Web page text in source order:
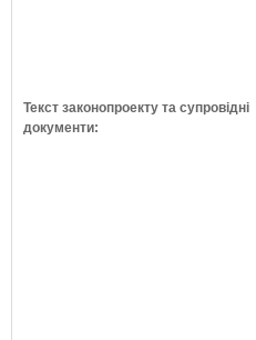
Текст законопроекту та супровідні
документи: